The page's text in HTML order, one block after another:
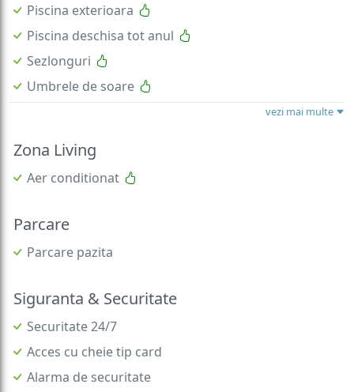
Piscina exterioara
Piscina deschisa tot anul
Sezlonguri
Umbrele de soare
vezi mai multe
Zona Living
Aer conditionat
Parcare
Parcare pazita
Siguranta & Securitate
Securitate 24/7
Acces cu cheie tip card
Alarma de securitate